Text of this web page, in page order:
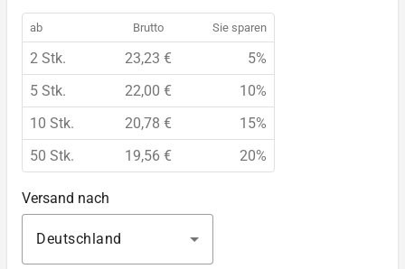
ab Brutto Sie sparen
2 Stk. 23,23 €
5%
5 Stk.
22,00 €
10%
10 Stk.
20,78 €
15%
50 Stk.
19,56 € 20%
Versand nach
Deutschland